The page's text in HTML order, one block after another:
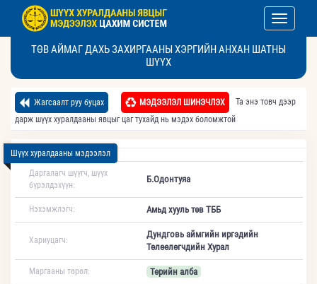
Toggle
ТӨВ АЙМАГ ДАХЬ ЗАХИРГААНЫ ХЭРГИЙН АНХАН ШАТНЫ
ШҮҮХ
Жагсаалт руу буцах МЭДЭЭЛЭЛ ШИНЭЧЛЭХ
Та энэ товч дээр
дарж шүүх хуралдааны явцыг цаг тухайд нь мэдэх боломжтой
Шүүх хуралдааны мэдээлэл
Даргалагч шүүгч, шүүх
бүрэлдэхүүн:
Б.Одонтуяа
Нэхэмжлэгч: Амьд хууль төв ТББ
Хариуцагч:
Дундговь аймгийн иргэдийн
Төлөөлөгчдийн Хурал
Маргааны төрөл: Төрийн алба